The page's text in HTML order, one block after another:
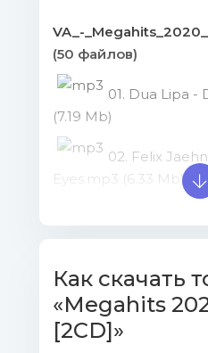
VA_-
(50 файлов)
01. Dua Lipa -
(7.19 Mb)
02. Felix
Eyes.mp3 (6.33 Mb)
04. Ed
(feat. Khalid).mp3
05. Ava Max -
Как скачать
«Megahits
[2CD]»